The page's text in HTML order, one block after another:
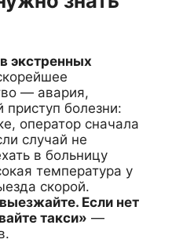
экстренных
— авария,
приступ болезни:
оператор сначала
случай не
в больницу
температура у
скорой.
Если нет
такси» —